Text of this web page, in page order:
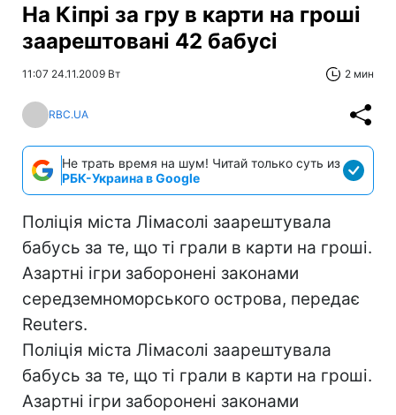
На Кіпрі за гру в карти на гроші
заарештовані 42 бабусі
11:07 24.11.2009 Вт 2 мин
RBC.UA
Не трать время на шум! Читай только суть из
РБК-Украина в Google
Поліція міста Лімасолі заарештувала
бабусь за те, що ті грали в карти на гроші.
Азартні ігри заборонені законами
середземноморського острова, передає
Reuters.
Поліція міста Лімасолі заарештувала
бабусь за те, що ті грали в карти на гроші.
Азартні ігри заборонені законами